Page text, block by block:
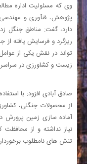
وی که مسئولیت اداره
پژوهش، فنآوری و
دارد، گفت: مناطق جنگل
ریزگرد و فرسایش یافته
تواند در نقش یکی از
زیست و کشاورزی در سراسر
صادق آبادی افزود: با
از محصولات جنگلی،
آماده سازی زمین پرورش
نیاز نداشته و از محافظت
تنش های نامطلوب